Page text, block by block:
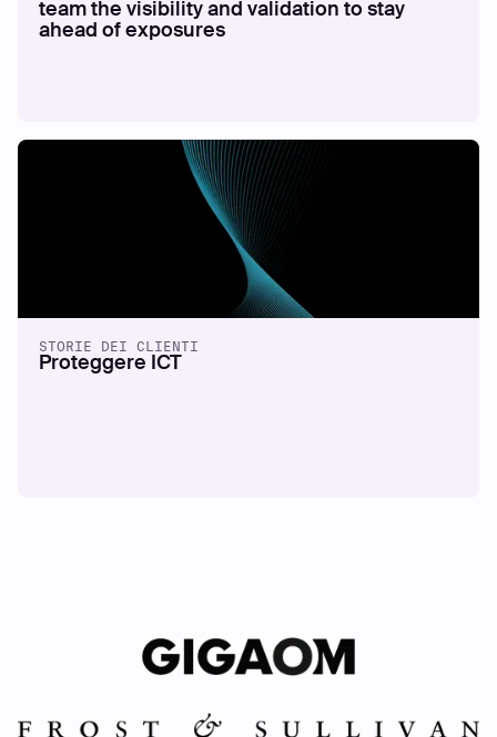
team the visibility and validation to stay
ahead of exposures
STORIE DEI CLIENTI
Proteggere ICT